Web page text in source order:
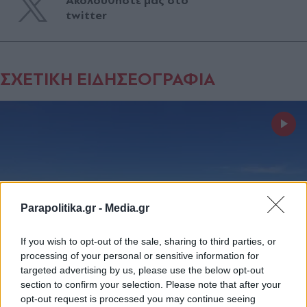
Parapolitika.gr - Media.gr
If you wish to opt-out of the sale, sharing to third parties, or
processing of your personal or sensitive information for
targeted advertising by us, please use the below opt-out
section to confirm your selection. Please note that after your
opt-out request is processed you may continue seeing
twitter
ΣΧΕΤΙΚΗ ΕΙΔΗΣΕΟΓΡΑΦΙΑ
ΕΛΛΑΔΑ 09.04.2025 19:24